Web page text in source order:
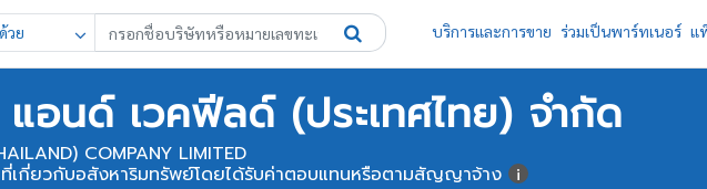
วย บริการและการขาย ร่วมเป็นพาร์ทเนอร์ แ
อนด์ เวคฟีลด์ (ประเทศไทย) จำกัด
COMPANY LIMITED
เกี่ยวกับอสังหาริมทรัพย์โดยได้รับค่าตอบแทนหรือตามสัญญาจ้าง